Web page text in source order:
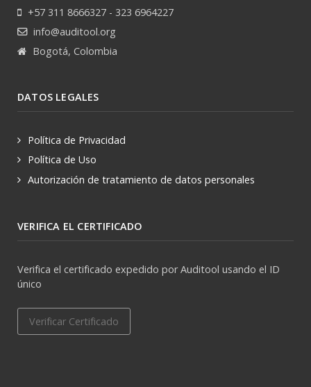
+57 311 8666327 - 323 6964227
info@auditool.org
Bogotá, Colombia
DATOS LEGALES
Política de Privacidad
Política de Uso
Autorización de tratamiento de datos personales
VERIFICA EL CERTIFICADO
Verifica el certificado expedido por Auditool usando el ID
único
Verificar Certificado